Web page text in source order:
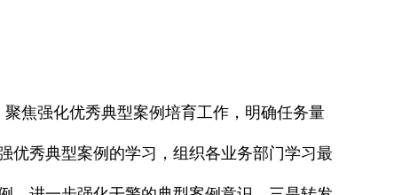
焦强化优秀典型案例培育工作，明确任务量
优秀典型案例的学习，组织各业务部门学习最